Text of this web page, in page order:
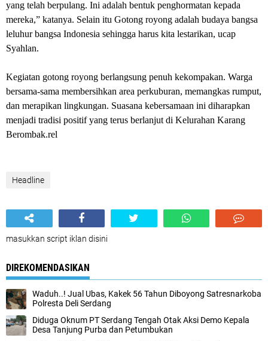
yang telah berpulang. Ini adalah bentuk penghormatan kepada
mereka,” katanya. Selain itu Gotong royong adalah budaya bangsa
leluhur bangsa Indonesia sehingga harus kita lestarikan, ucap
Syahlan.
Kegiatan gotong royong berlangsung penuh kekompakan. Warga
bersama-sama membersihkan area perkuburan, memangkas rumput,
dan merapikan lingkungan. Suasana kebersamaan ini diharapkan
menjadi tradisi positif yang terus berlanjut di Kelurahan Karang
Berombak.rel
Headline
masukkan script iklan disini
DIREKOMENDASIKAN
Waduh..! Jual Ubas, Kakek 56 Tahun Diboyong Satresnarkoba
Polresta Deli Serdang
Diduga Oknum PT Serdang Tengah Otak Aksi Demo Kepala
Desa Tanjung Purba dan Petumbukan